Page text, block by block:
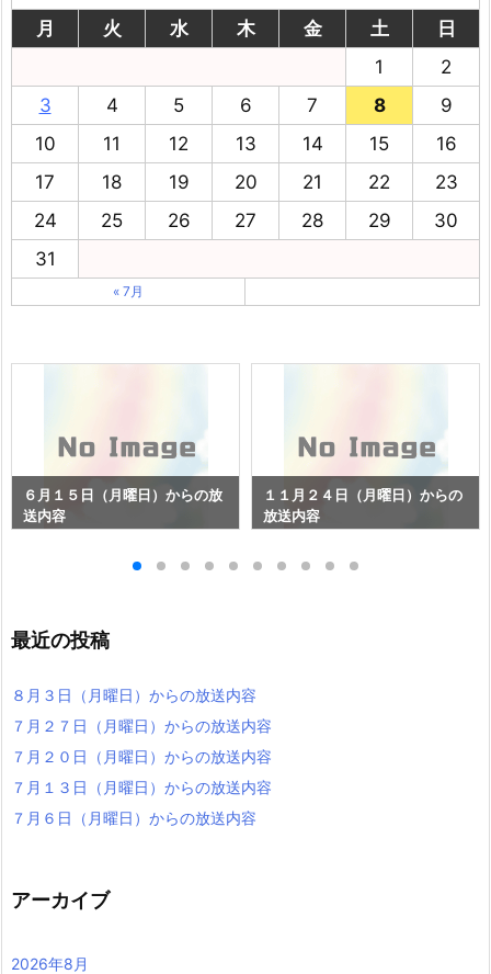
月
火 水 木 金 土
日
1
2
3
4 5 6 7 8
9
10
11 12 13 14 15
16
17
18 19 20 21 22
23
24
25 26 27 28 29
30
31
« 7月
６月１５日（月曜日）からの放
送内容
１１月２４日（月曜日）からの
放送内容
最近の投稿
８月３日（月曜日）からの放送内容
７月２７日（月曜日）からの放送内容
７月２０日（月曜日）からの放送内容
７月１３日（月曜日）からの放送内容
７月６日（月曜日）からの放送内容
アーカイブ
2026年8月